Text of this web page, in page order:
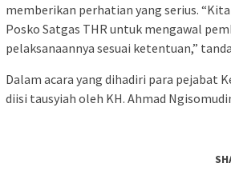
memberikan perhatian yang serius.
Posko Satgas THR untuk mengawal
pelaksanaannya sesuai ketentuan,”
Dalam acara yang dihadiri para pejabat
diisi tausyiah oleh KH. Ahmad